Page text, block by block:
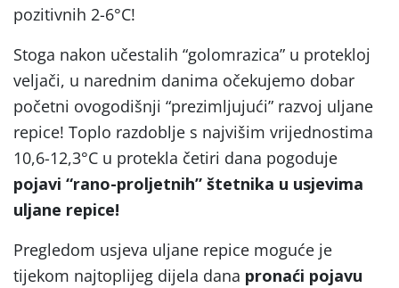
pozitivnih 2-6°C!
Stoga nakon učestalih “golomrazica” u protekloj
veljači, u narednim danima očekujemo dobar
početni ovogodišnji “prezimljujući” razvoj uljane
repice! Toplo razdoblje s najvišim vrijednostima
10,6-12,3°C u protekla četiri dana pogoduje
pojavi “rano-proljetnih” štetnika u usjevima
uljane repice!
Pregledom usjeva uljane repice moguće je
tijekom najtoplijeg dijela dana pronaći pojavu